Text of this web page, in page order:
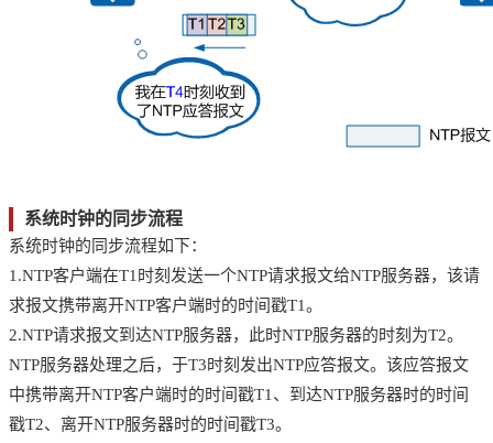
系统时钟的同步流程
系统时钟的同步流程如下：
1.NTP客户端在T1时刻发送一个NTP请求报文给NTP服务器，该请
求报文携带离开NTP客户端时的时间戳T1。
2.NTP请求报文到达NTP服务器，此时NTP服务器的时刻为T2。
NTP服务器处理之后，于T3时刻发出NTP应答报文。该应答报文
中携带离开NTP客户端时的时间戳T1、到达NTP服务器时的时间
戳T2、离开NTP服务器时的时间戳T3。